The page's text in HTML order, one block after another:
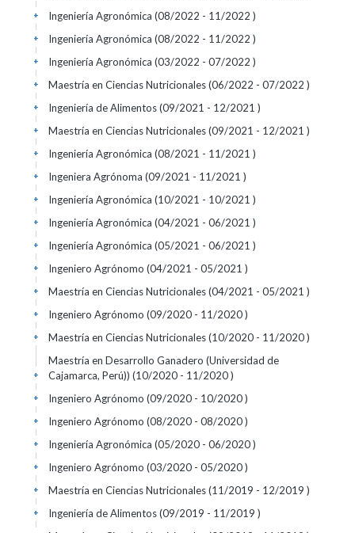
Ingeniería Agronómica (08/2022 - 11/2022 )
+
Ingeniería Agronómica (08/2022 - 11/2022 )
+
Ingeniería Agronómica (03/2022 - 07/2022 )
+
Maestría en Ciencias Nutricionales (06/2022 - 07/2022 )
+
Ingeniería de Alimentos (09/2021 - 12/2021 )
+
Maestría en Ciencias Nutricionales (09/2021 - 12/2021 )
+
Ingeniería Agronómica (08/2021 - 11/2021 )
+
Ingeniera Agrónoma (09/2021 - 11/2021 )
+
Ingeniería Agronómica (10/2021 - 10/2021 )
+
Ingeniería Agronómica (04/2021 - 06/2021 )
+
Ingeniería Agronómica (05/2021 - 06/2021 )
+
Ingeniero Agrónomo (04/2021 - 05/2021 )
+
Maestría en Ciencias Nutricionales (04/2021 - 05/2021 )
+
Ingeniero Agrónomo (09/2020 - 11/2020 )
+
Maestría en Ciencias Nutricionales (10/2020 - 11/2020 )
+
Maestría en Desarrollo Ganadero (Universidad de
Cajamarca, Perú)) (10/2020 - 11/2020 )
+
Ingeniero Agrónomo (09/2020 - 10/2020 )
+
Ingeniero Agrónomo (08/2020 - 08/2020 )
+
Ingeniería Agronómica (05/2020 - 06/2020 )
+
Ingeniero Agrónomo (03/2020 - 05/2020 )
+
Maestría en Ciencias Nutricionales (11/2019 - 12/2019 )
+
Ingeniería de Alimentos (09/2019 - 11/2019 )
+